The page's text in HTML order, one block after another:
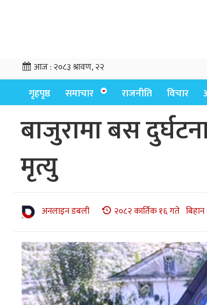
आज :२०८३ श्रावण, २२
गृहपृष्ठ समाचार राजनीति विचार
बाजुरामा बस
मृत्यु
अनलाइन डबली २०८२ कार्तिक १६ गते